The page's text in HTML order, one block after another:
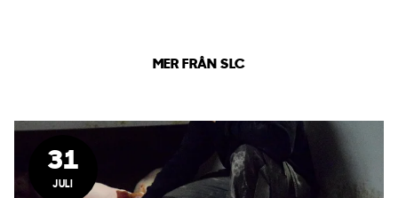
MER FRÅN SLC
31
JULI